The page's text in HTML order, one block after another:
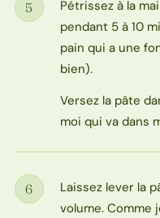
Étape
5
Pétrissez à la
pendant 5 à 10
pain qui a une
bien).
Versez la pâte
moi qui va dans
Étape
6
Laissez lever la
volume. Comme